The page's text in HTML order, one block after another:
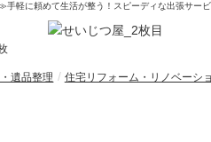
軽に頼めて生活が整う！スピーディな出張サービ
遺品整理 住宅リフォーム・リノベーシ